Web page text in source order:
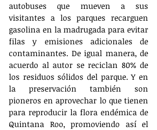
autobuses que mueven a sus
visitantes a los parques recarguen
gasolina en la madrugada para evitar
filas y emisiones adicionales de
contaminantes. De igual manera, de
acuerdo al autor se reciclan 80% de
los residuos sólidos del parque. Y en
la preservación también son
pioneros en aprovechar lo que tienen
para reproducir la flora endémica de
Quintana Roo, promoviendo así el